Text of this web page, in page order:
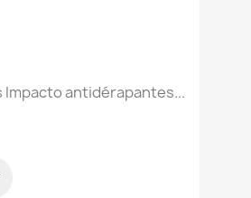
Impacto antidérapantes...